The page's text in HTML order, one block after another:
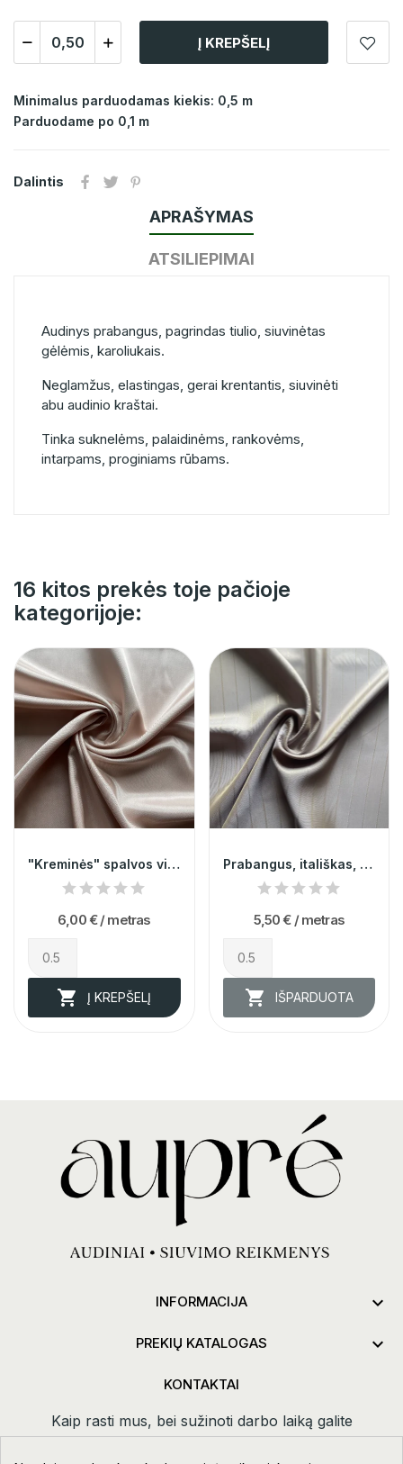
Į KREPŠELĮ
Minimalus parduodamas kiekis: 0,5 m
Parduodame po 0,1 m
Dalintis
APRAŠYMAS
ATSILIEPIMAI
Audinys prabangus, pagrindas tiulio, siuvinėtas
gėlėmis, karoliukais.
Neglamžus, elastingas, gerai krentantis, siuvinėti
abu audinio kraštai.
Tinka suknelėms, palaidinėms, rankovėms,
intarpams, proginiams rūbams.
16 kitos prekės toje pačioje
kategorijoje:
"Kreminės" spalvos viskozinis pamušalas
6,00 € / metras
 Į KREPŠELĮ
Prabangus, itališkas, smėlio spalvos, dryžuotas...
5,50 € / metras
 IŠPARDUOTA
INFORMACIJA 
PREKIŲ KATALOGAS 
KONTAKTAI
Kaip rasti mus, bei sužinoti darbo laiką galite
paspauduskontaktai.